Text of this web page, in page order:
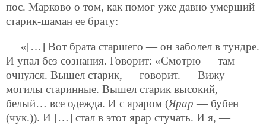
пос. Марково о том, как помог уже давно умерший
старик-шаман ее брату:
«[…] Вот брата старшего — он заболел в тундре.
И упал без сознания. Говорит: «Смотрю — там
очнулся. Вышел старик, — говорит. — Вижу —
могилы старинные. Вышел старик высокий,
белый… все одежда. И с яраром (Ярар — бубен
(чук.)). И […] стал в этот ярар стучать. И я, —